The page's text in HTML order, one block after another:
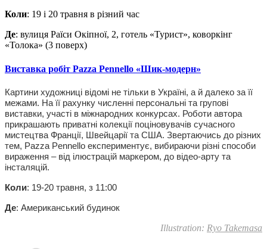
Коли: 19 і 20 травня в різний час
Де: вулиця Раїси Окіпної, 2, готель «Турист», коворкінг
«Толока» (3 поверх)
Виставка робіт Pazza Pennello «Шик-модерн»
Картини художниці відомі не тільки в Україні, а й далеко за її
межами. На її рахунку численні персональні та групові
виставки, участі в міжнародних конкурсах. Роботи автора
прикрашають приватні колекції поціновувачів сучасного
мистецтва Франції, Швейцарії та США. Звертаючись до різних
тем, Pazza Pennello експериментує, вибираючи різні способи
вираження – від ілюстрацій маркером, до відео-арту та
інсталяцій.
Коли: 19-20 травня, з 11:00
Де: Американський будинок
Illustration: Ryo Takemasa